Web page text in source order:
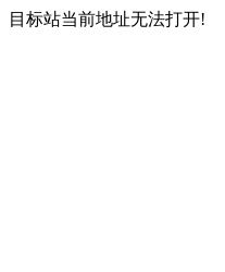
目标站当前地址无法打开!